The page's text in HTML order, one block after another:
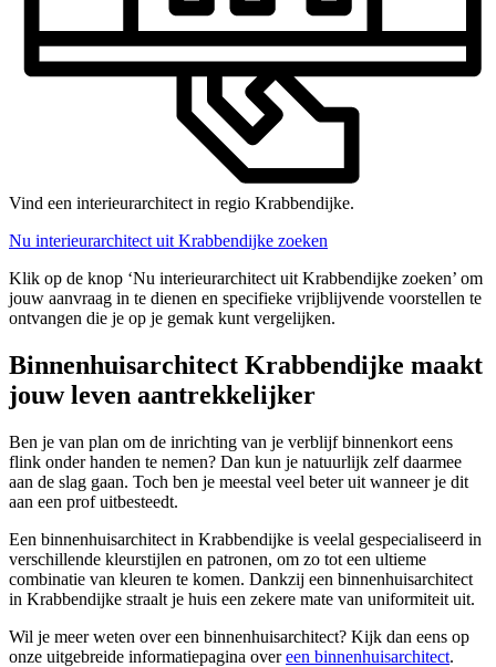
Vind een interieurarchitect in regio Krabbendijke.
Nu interieurarchitect uit Krabbendijke zoeken
Klik op de knop ‘Nu interieurarchitect uit Krabbendijke zoeken’ om
jouw aanvraag in te dienen en specifieke vrijblijvende voorstellen te
ontvangen die je op je gemak kunt vergelijken.
Binnenhuisarchitect Krabbendijke maakt
jouw leven aantrekkelijker
Ben je van plan om de inrichting van je verblijf binnenkort eens
flink onder handen te nemen? Dan kun je natuurlijk zelf daarmee
aan de slag gaan. Toch ben je meestal veel beter uit wanneer je dit
aan een prof uitbesteedt.
Een binnenhuisarchitect in Krabbendijke is veelal gespecialiseerd in
verschillende kleurstijlen en patronen, om zo tot een ultieme
combinatie van kleuren te komen. Dankzij een binnenhuisarchitect
in Krabbendijke straalt je huis een zekere mate van uniformiteit uit.
Wil je meer weten over een binnenhuisarchitect? Kijk dan eens op
onze uitgebreide informatiepagina overeen binnenhuisarchitect.